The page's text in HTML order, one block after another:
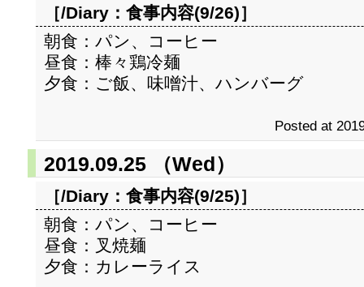
［/Diary： 食事内容(9/26)］
朝食：パン、コーヒー
昼食：棒々鶏冷麺
夕食：ご飯、味噌汁、ハンバーグ
Posted at
2019.09.25 （Wed）
［/Diary： 食事内容(9/25)］
朝食：パン、コーヒー
昼食：叉焼麺
夕食：カレーライス